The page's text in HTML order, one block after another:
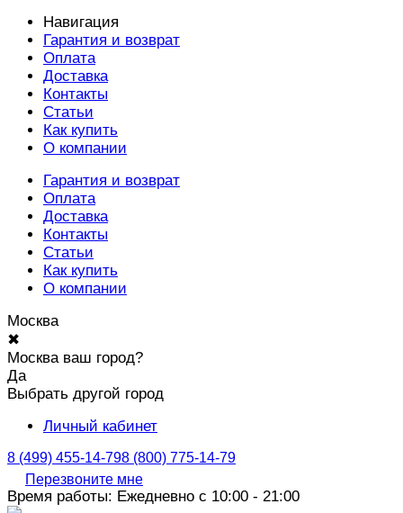
Навигация
Гарантия и возврат
Оплата
Доставка
Контакты
Статьи
Как купить
О компании
Гарантия и возврат
Оплата
Доставка
Контакты
Статьи
Как купить
О компании
Москва
✖
Москва ваш город?
Да
Выбрать другой город
Личный кабинет
8 (499) 455-14-798 (800) 775-14-79
Перезвоните мне
Время работы: Ежедневно с 10:00 - 21:00